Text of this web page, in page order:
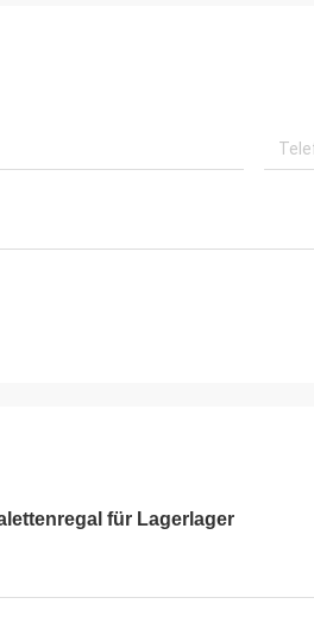
für Lagerlager